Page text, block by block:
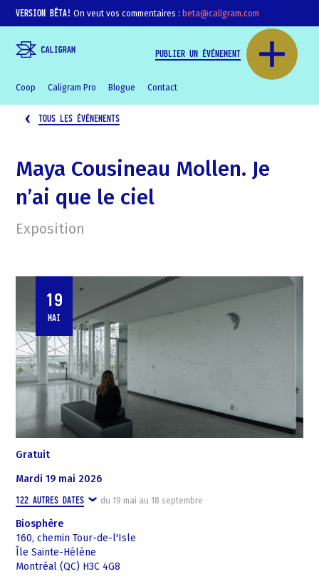
VERSION BÊTA! On veut vos commentaires : beta@caligram.com
Coop Caligram Pro Blogue Contact
PUBLIER UN ÉVÉNEMENT
TOUS LES ÉVÉNEMENTS
Maya Cousineau Mollen. Je
n’ai que le ciel
Exposition
19
MAI
Gratuit
mardi 19 mai 2026
122 AUTRES DATES du 19 mai au 18 septembre
Biosphère
160, chemin Tour-de-l'Isle
Île Sainte-Hélène
Montréal (QC) H3C 4G8